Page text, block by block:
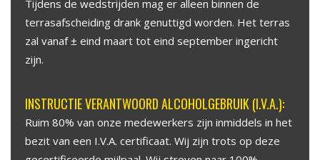
Tijdens de wedstrijden mag er alleen binnen de
terrasafscheiding drank genuttigd worden. Het terras
zal vanaf ± eind maart tot eind september ingericht
zijn.
INSTRUCTIE VERANTWOORD ALCOHOLGEBRUIK (I.V.A.):
Ruim 80% van onze medewerkers zijn inmiddels in het
bezit van een I.V.A. certificaat. Wij zijn trots op deze